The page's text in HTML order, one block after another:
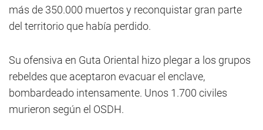
más de 350.000 muertos y reconquistar gran parte
del territorio que había perdido.
Su ofensiva en Guta Oriental hizo plegar a los grupos
rebeldes que aceptaron evacuar el enclave,
bombardeado intensamente. Unos 1.700 civiles
murieron según el OSDH.